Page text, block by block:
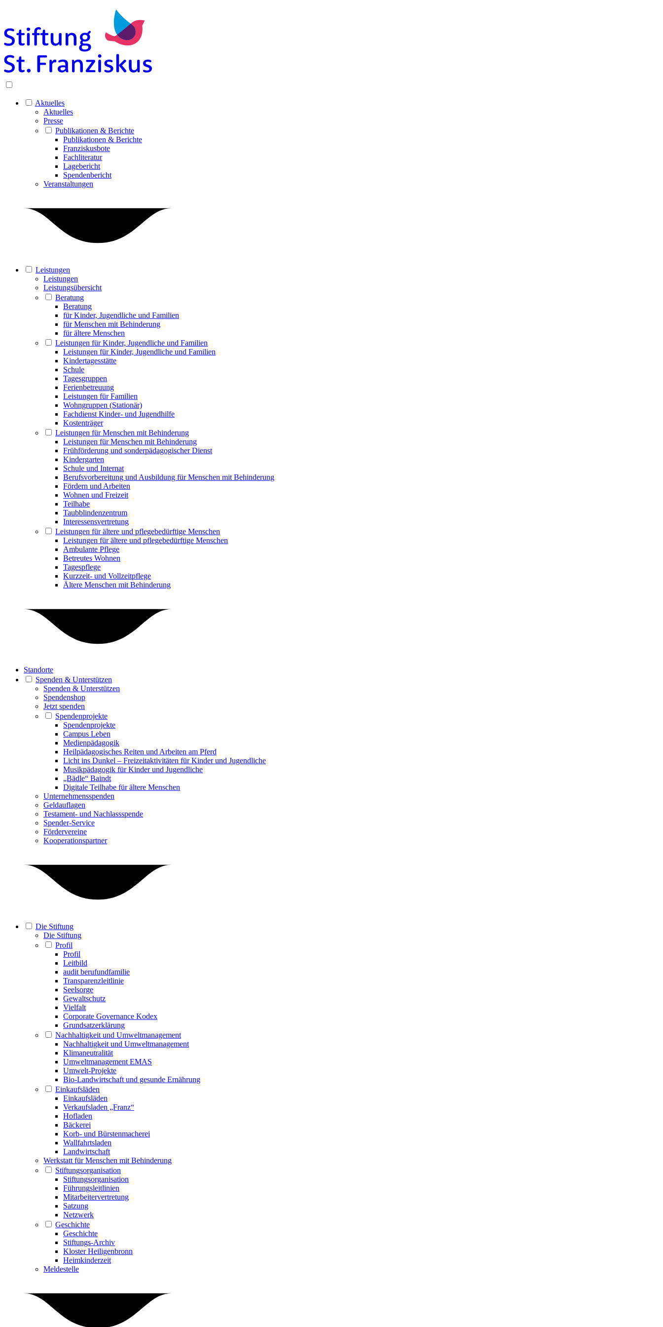
Aktuelles
Aktuelles
Presse
Publikationen & Berichte
Publikationen & Berichte
Franziskusbote
Fachliteratur
Lagebericht
Spendenbericht
Veranstaltungen
Leistungen
Leistungen
Leistungsübersicht
Beratung
Beratung
für Kinder, Jugendliche und Familien
für Menschen mit Behinderung
für ältere Menschen
Leistungen für Kinder, Jugendliche und Familien
Leistungen für Kinder, Jugendliche und Familien
Kindertagesstätte
Schule
Tagesgruppen
Ferienbetreuung
Leistungen für Familien
Wohngruppen (Stationär)
Fachdienst Kinder- und Jugendhilfe
Kostenträger
Leistungen für Menschen mit Behinderung
Leistungen für Menschen mit Behinderung
Frühförderung und sonderpädagogischer Dienst
Kindergarten
Schule und Internat
Berufsvorbereitung und Ausbildung für Menschen mit Behinderung
Fördern und Arbeiten
Wohnen und Freizeit
Teilhabe
Taubblindenzentrum
Interessensvertretung
Leistungen für ältere und pflegebedürftige Menschen
Leistungen für ältere und pflegebedürftige Menschen
Ambulante Pflege
Betreutes Wohnen
Tagespflege
Kurzzeit- und Vollzeitpflege
Ältere Menschen mit Behinderung
Standorte
Spenden & Unterstützen
Spenden & Unterstützen
Spendenshop
Jetzt spenden
Spendenprojekte
Spendenprojekte
Campus Leben
Medienpädagogik
Heilpädagogisches Reiten und Arbeiten am Pferd
Licht ins Dunkel – Freizeitaktivitäten für Kinder und Jugendliche
Musikpädagogik für Kinder und Jugendliche
„Bädle“ Baindt
Digitale Teilhabe für ältere Menschen
Unternehmensspenden
Geldauflagen
Testament- und Nachlassspende
Spender-Service
Fördervereine
Kooperationspartner
Die Stiftung
Die Stiftung
Profil
Profil
Leitbild
audit berufundfamilie
Transparenzleitlinie
Seelsorge
Gewaltschutz
Vielfalt
Corporate Governance Kodex
Grundsatzerklärung
Nachhaltigkeit und Umweltmanagement
Nachhaltigkeit und Umweltmanagement
Klimaneutralität
Umweltmanagement EMAS
Umwelt-Projekte
Bio-Landwirtschaft und gesunde Ernährung
Einkaufsläden
Einkaufsläden
Verkaufsladen „Franz“
Hofladen
Bäckerei
Korb- und Bürstenmacherei
Wallfahrtsladen
Landwirtschaft
Werkstatt für Menschen mit Behinderung
Stiftungsorganisation
Stiftungsorganisation
Führungsleitlinien
Mitarbeitervertretung
Satzung
Netzwerk
Geschichte
Geschichte
Stiftungs-Archiv
Kloster Heiligenbronn
Heimkinderzeit
Meldestelle